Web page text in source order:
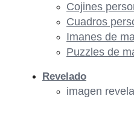
Cojines
Cuadros
Imanes de
Puzzles de
Revelado
imagen